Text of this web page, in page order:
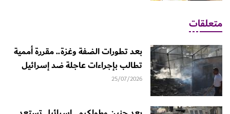
متعلقات
بعد تطورات الضفة وغزة.. مقررة أممية
تطالب بإجراءات عاجلة ضد إسرائيل
25/07/2026